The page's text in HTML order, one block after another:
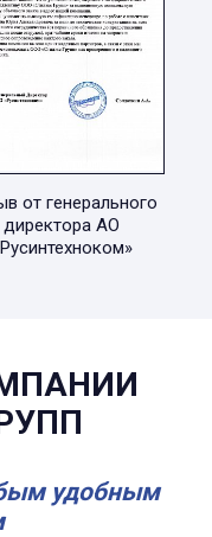
от генерального
директора АО
удобным